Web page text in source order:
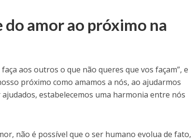
do amor ao próximo na
aos outros o que não queres que vos façam”, e
próximo como amamos a nós, ao ajudarmos
estabelecemos uma harmonia entre nós
não é possível que o ser humano evolua de fato,